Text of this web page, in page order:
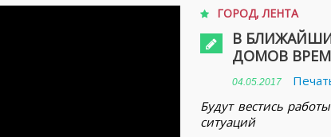
ГОРОД,ЛЕНТА
В
ДОМОВ
04.05.2017
Будут вестись
ситуаций